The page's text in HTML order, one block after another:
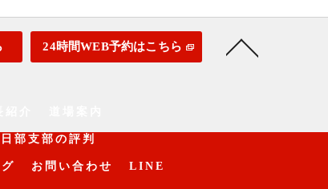
24時間WEB予約はこちら
部支部の評判
お問い合わせ LINE